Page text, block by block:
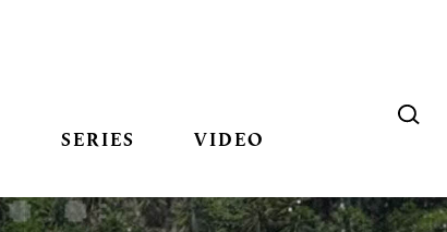
SERIES VIDEO